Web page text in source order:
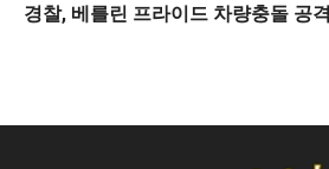
경찰, 베를린 프라이드 차량충돌 공